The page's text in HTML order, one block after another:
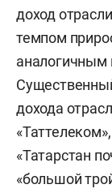
доход
темпом
аналогичным
дохода
«Татарстан
«большой